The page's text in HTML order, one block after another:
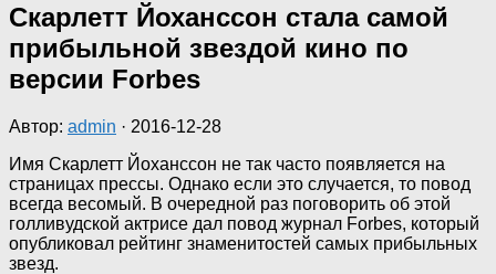
Скарлетт Йоханссон стала самой
прибыльной звездой кино по
версии Forbes
Автор: admin · 2016-12-28
Имя Скарлетт Йоханссон не так часто появляется на
страницах прессы. Однако если это случается, то повод
всегда весомый. В очередной раз поговорить об этой
голливудской актрисе дал повод журнал Forbes, который
опубликовал рейтинг знаменитостей самых прибыльных
звезд.